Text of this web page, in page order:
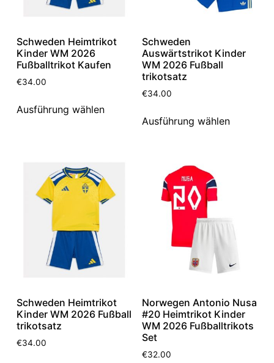
Schweden Heimtrikot
Kinder WM 2026
Fußballtrikot Kaufen
€34.00
Ausführung wählen
Schweden
Auswärtstrikot Kinder
WM 2026 Fußball
trikotsatz
€34.00
Ausführung wählen
Schweden Heimtrikot
Kinder WM 2026 Fußball
trikotsatz
€34.00
Norwegen Antonio Nusa
#20 Heimtrikot Kinder
WM 2026 Fußballtrikots
Set
€32.00